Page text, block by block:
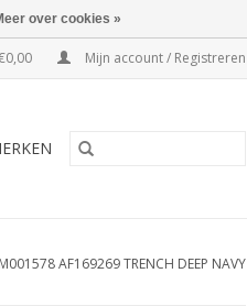
Mijn account / Registreren
AF169269 TRENCH DEEP NAVY
over cookies »